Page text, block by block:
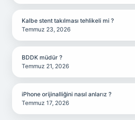
Kalbe stent takılması tehlikeli mi ?
Temmuz 23, 2026
BDDK müdür ?
Temmuz 21, 2026
iPhone orijinalliğini nasıl anlarız ?
Temmuz 17, 2026